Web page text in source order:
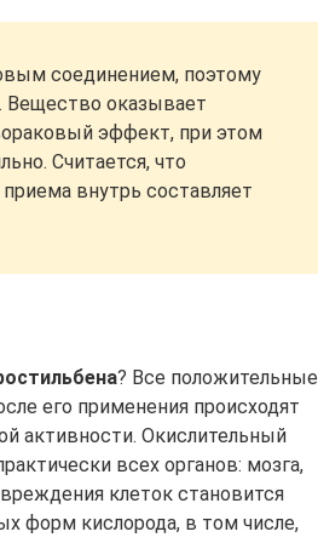
соединением, поэтому
. Вещество оказывает
эффект, при этом
Считается, что
приема внутрь составляет
? Все положительные
его применения происходят
активности. Окислительный
всех органов: мозга,
клеток становится
форм кислорода, в том числе,